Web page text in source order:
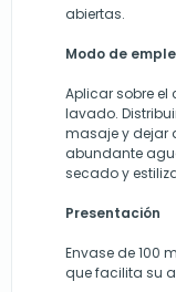
abiertas.
Modo de
Aplicar sobre el
lavado.
masaje y dejar
abundante
secado y
Presentación
Envase de 100
que facilita su